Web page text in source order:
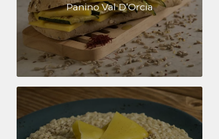
Panino Val D’Orcia